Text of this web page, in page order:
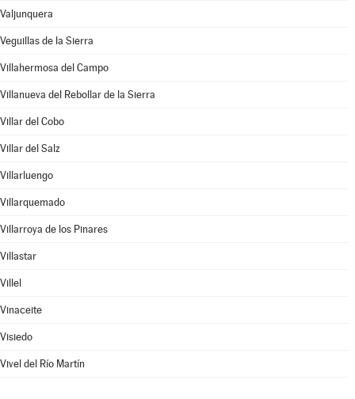
Valjunquera
Veguillas de la Sierra
Villahermosa del Campo
Villanueva del Rebollar de la Sierra
Villar del Cobo
Villar del Salz
Villarluengo
Villarquemado
Villarroya de los Pinares
Villastar
Villel
Vinaceite
Visiedo
Vivel del Río Martín